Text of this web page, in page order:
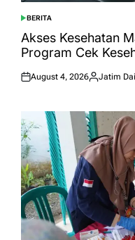
POSTED
IN
BERITA
Akses Kesehatan
Program Cek
Posted
August 4, 2026
Posted
Jatim